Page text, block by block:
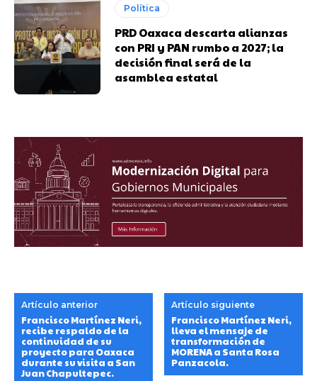
Política
PRD Oaxaca descarta alianzas
con PRI y PAN rumbo a 2027; la
decisión final será de la
asamblea estatal
Artículo anterior
Francisco Martínez Neri,
recibe respaldo de la
continuidad de su
proyecto para Oaxaca
durante su visita a San
Juan Chapultepec.
Artículo siguiente
Francisco Martínez Neri,
lleva el mensaje de
transformación de
MORENA a Santa Rosa
Panzacola.